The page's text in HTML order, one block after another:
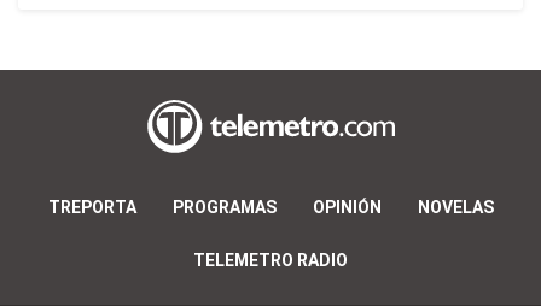
TREPORTA PROGRAMAS OPINIÓN NOVELAS
TELEMETRO RADIO